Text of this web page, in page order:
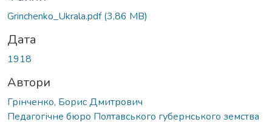
Grinchenko_Ukrala.pdf(3,86 MB)
Дата
1918
Автори
Грінченко, Борис Дмитрович
Педагогічне бюро Полтавського губернського земства